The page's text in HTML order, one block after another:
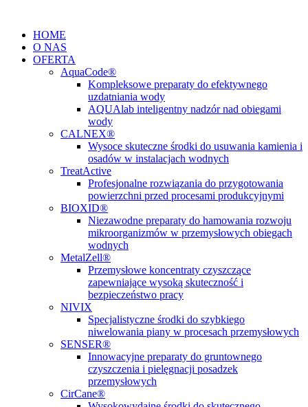
treści
HOME
O NAS
OFERTA
AquaCode®
Kompleksowe preparaty do efektywnego
uzdatniania wody
AQUAlab inteligentny nadzór nad obiegami
wody
CALNEX®
Wysoce skuteczne środki do usuwania kamienia i
osadów w instalacjach wodnych
TreatActive
Profesjonalne rozwiązania do przygotowania
powierzchni przed procesami produkcyjnymi
BIOXID®
Niezawodne preparaty do hamowania rozwoju
mikroorganizmów w przemysłowych obiegach
wodnych
MetalZell®
Przemysłowe koncentraty czyszczące
zapewniające wysoką skuteczność i
bezpieczeństwo pracy
NIVIX
Specjalistyczne środki do szybkiego
niwelowania piany w procesach przemysłowych
SENSER®
Innowacyjne preparaty do gruntownego
czyszczenia i pielęgnacji posadzek
przemysłowych
CirCane®